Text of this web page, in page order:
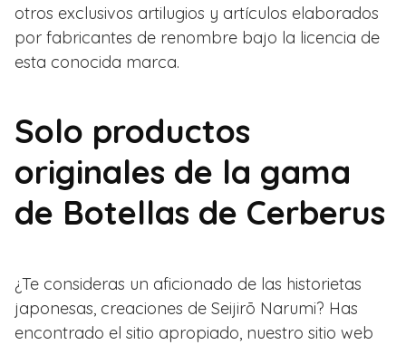
otros exclusivos artilugios y artículos elaborados
por fabricantes de renombre bajo la licencia de
esta conocida marca.
Solo productos
originales de la gama
de Botellas de Cerberus
¿Te consideras un aficionado de las historietas
japonesas, creaciones de Seijirō Narumi? Has
encontrado el sitio apropiado, nuestro sitio web